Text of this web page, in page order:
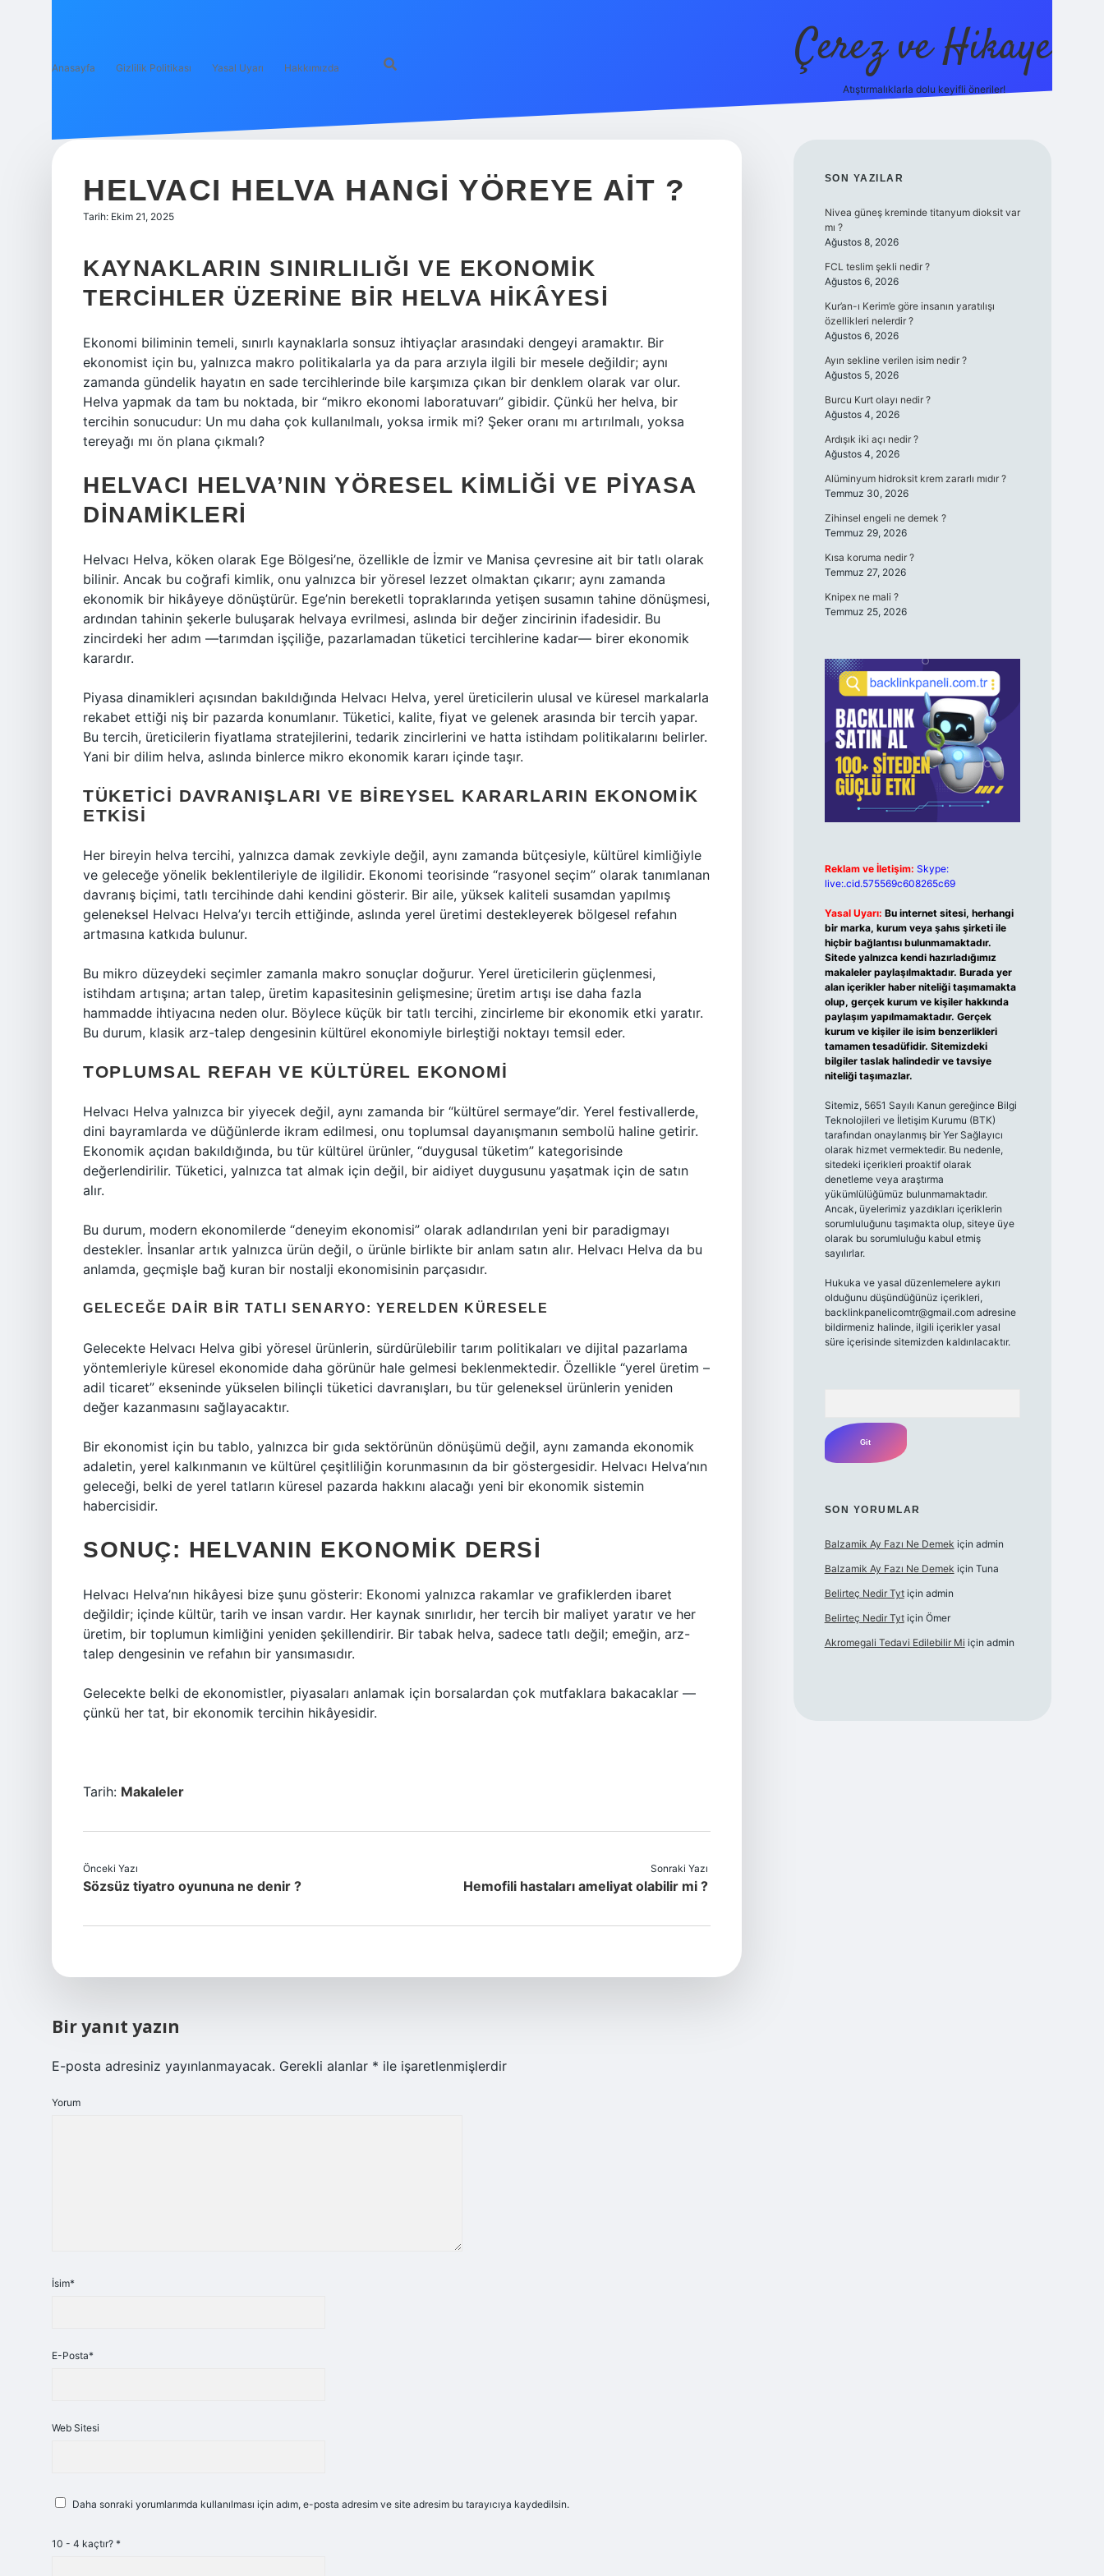
Anasayfa Gizlilik Politikası Yasal Uyarı Hakkımızda Çerez ve Hikaye
Atıştırmalıklarla dolu keyifli öneriler!
HELVACI HELVA HANGI YÖREYE AIT ?
Tarih: Ekim 21, 2025
KAYNAKLARIN SINIRLILIĞI VE EKONOMIK
TERCIHLER ÜZERINE BIR HELVA HIKÂYESI
Ekonomi biliminin temeli, sınırlı kaynaklarla sonsuz ihtiyaçlar arasındaki dengeyi aramaktır. Bir
ekonomist için bu, yalnızca makro politikalarla ya da para arzıyla ilgili bir mesele değildir; aynı
zamanda gündelik hayatın en sade tercihlerinde bile karşımıza çıkan bir denklem olarak var olur.
Helva yapmak da tam bu noktada, bir “mikro ekonomi laboratuvarı” gibidir. Çünkü her helva, bir
tercihin sonucudur: Un mu daha çok kullanılmalı, yoksa irmik mi? Şeker oranı mı artırılmalı, yoksa
tereyağı mı ön plana çıkmalı?
HELVACI HELVA’NIN YÖRESEL KIMLIĞI VE PIYASA
DINAMIKLERI
Helvacı Helva, köken olarak Ege Bölgesi’ne, özellikle de İzmir ve Manisa çevresine ait bir tatlı olarak
bilinir. Ancak bu coğrafi kimlik, onu yalnızca bir yöresel lezzet olmaktan çıkarır; aynı zamanda
ekonomik bir hikâyeye dönüştürür. Ege’nin bereketli topraklarında yetişen susamın tahine dönüşmesi,
ardından tahinin şekerle buluşarak helvaya evrilmesi, aslında bir değer zincirinin ifadesidir. Bu
zincirdeki her adım —tarımdan işçiliğe, pazarlamadan tüketici tercihlerine kadar— birer ekonomik
karardır.
Piyasa dinamikleri açısından bakıldığında Helvacı Helva, yerel üreticilerin ulusal ve küresel markalarla
rekabet ettiği niş bir pazarda konumlanır. Tüketici, kalite, fiyat ve gelenek arasında bir tercih yapar.
Bu tercih, üreticilerin fiyatlama stratejilerini, tedarik zincirlerini ve hatta istihdam politikalarını belirler.
Yani bir dilim helva, aslında binlerce mikro ekonomik kararı içinde taşır.
TÜKETICI DAVRANIŞLARI VE BIREYSEL KARARLARIN EKONOMIK
ETKISI
Her bireyin helva tercihi, yalnızca damak zevkiyle değil, aynı zamanda bütçesiyle, kültürel kimliğiyle
ve geleceğe yönelik beklentileriyle de ilgilidir. Ekonomi teorisinde “rasyonel seçim” olarak tanımlanan
davranış biçimi, tatlı tercihinde dahi kendini gösterir. Bir aile, yüksek kaliteli susamdan yapılmış
geleneksel Helvacı Helva’yı tercih ettiğinde, aslında yerel üretimi destekleyerek bölgesel refahın
artmasına katkıda bulunur.
Bu mikro düzeydeki seçimler zamanla makro sonuçlar doğurur. Yerel üreticilerin güçlenmesi,
istihdam artışına; artan talep, üretim kapasitesinin gelişmesine; üretim artışı ise daha fazla
hammadde ihtiyacına neden olur. Böylece küçük bir tatlı tercihi, zincirleme bir ekonomik etki yaratır.
Bu durum, klasik arz-talep dengesinin kültürel ekonomiyle birleştiği noktayı temsil eder.
TOPLUMSAL REFAH VE KÜLTÜREL EKONOMI
Helvacı Helva yalnızca bir yiyecek değil, aynı zamanda bir “kültürel sermaye”dir. Yerel festivallerde,
dini bayramlarda ve düğünlerde ikram edilmesi, onu toplumsal dayanışmanın sembolü haline getirir.
Ekonomik açıdan bakıldığında, bu tür kültürel ürünler, “duygusal tüketim” kategorisinde
değerlendirilir. Tüketici, yalnızca tat almak için değil, bir aidiyet duygusunu yaşatmak için de satın
alır.
Bu durum, modern ekonomilerde “deneyim ekonomisi” olarak adlandırılan yeni bir paradigmayı
destekler. İnsanlar artık yalnızca ürün değil, o ürünle birlikte bir anlam satın alır. Helvacı Helva da bu
anlamda, geçmişle bağ kuran bir nostalji ekonomisinin parçasıdır.
GELECEĞE DAIR BIR TATLI SENARYO: YERELDEN KÜRESELE
Gelecekte Helvacı Helva gibi yöresel ürünlerin, sürdürülebilir tarım politikaları ve dijital pazarlama
yöntemleriyle küresel ekonomide daha görünür hale gelmesi beklenmektedir. Özellikle “yerel üretim –
adil ticaret” ekseninde yükselen bilinçli tüketici davranışları, bu tür geleneksel ürünlerin yeniden
değer kazanmasını sağlayacaktır.
Bir ekonomist için bu tablo, yalnızca bir gıda sektörünün dönüşümü değil, aynı zamanda ekonomik
adaletin, yerel kalkınmanın ve kültürel çeşitliliğin korunmasının da bir göstergesidir. Helvacı Helva’nın
geleceği, belki de yerel tatların küresel pazarda hakkını alacağı yeni bir ekonomik sistemin
habercisidir.
SONUÇ: HELVANIN EKONOMIK DERSI
Helvacı Helva’nın hikâyesi bize şunu gösterir: Ekonomi yalnızca rakamlar ve grafiklerden ibaret
değildir; içinde kültür, tarih ve insan vardır. Her kaynak sınırlıdır, her tercih bir maliyet yaratır ve her
üretim, bir toplumun kimliğini yeniden şekillendirir. Bir tabak helva, sadece tatlı değil; emeğin, arz-
talep dengesinin ve refahın bir yansımasıdır.
Gelecekte belki de ekonomistler, piyasaları anlamak için borsalardan çok mutfaklara bakacaklar —
çünkü her tat, bir ekonomik tercihin hikâyesidir.
Tarih: Makaleler
Önceki Yazı
Sözsüz tiyatro oyununa ne denir ?
Sonraki Yazı
Hemofili hastaları ameliyat olabilir mi ?
Bir yanıt yazın
E-posta adresiniz yayınlanmayacak. Gerekli alanlar * ile işaretlenmişlerdir
Yorum
İsim*
E-Posta*
Web Sitesi
Daha sonraki yorumlarımda kullanılması için adım, e-posta adresim ve site adresim bu tarayıcıya kaydedilsin.
10 - 4 kaçtır? *
SIDEBAR
SON YAZILAR
Nivea güneş kreminde titanyum dioksit var
mı ?
Ağustos 8, 2026
FCL teslim şekli nedir ?
Ağustos 6, 2026
Kur’an-ı Kerim’e göre insanın yaratılışı
özellikleri nelerdir ?
Ağustos 6, 2026
Ayın sekline verilen isim nedir ?
Ağustos 5, 2026
Burcu Kurt olayı nedir ?
Ağustos 4, 2026
Ardışık iki açı nedir ?
Ağustos 4, 2026
Alüminyum hidroksit krem zararlı mıdır ?
Temmuz 30, 2026
Zihinsel engeli ne demek ?
Temmuz 29, 2026
Kısa koruma nedir ?
Temmuz 27, 2026
Knipex ne mali ?
Temmuz 25, 2026
Reklam ve İletişim: Skype:
live:.cid.575569c608265c69
Yasal Uyarı: Bu internet sitesi, herhangi
bir marka, kurum veya şahıs şirketi ile
hiçbir bağlantısı bulunmamaktadır.
Sitede yalnızca kendi hazırladığımız
makaleler paylaşılmaktadır. Burada yer
alan içerikler haber niteliği taşımamakta
olup, gerçek kurum ve kişiler hakkında
paylaşım yapılmamaktadır. Gerçek
kurum ve kişiler ile isim benzerlikleri
tamamen tesadüfidir. Sitemizdeki
bilgiler taslak halindedir ve tavsiye
niteliği taşımazlar.
Sitemiz, 5651 Sayılı Kanun gereğince Bilgi
Teknolojileri ve İletişim Kurumu (BTK)
tarafından onaylanmış bir Yer Sağlayıcı
olarak hizmet vermektedir. Bu nedenle,
sitedeki içerikleri proaktif olarak
denetleme veya araştırma
yükümlülüğümüz bulunmamaktadır.
Ancak, üyelerimiz yazdıkları içeriklerin
sorumluluğunu taşımakta olup, siteye üye
olarak bu sorumluluğu kabul etmiş
sayılırlar.
Hukuka ve yasal düzenlemelere aykırı
olduğunu düşündüğünüz içerikleri,
backlinkpanelicomtr@gmail.comadresine
bildirmeniz halinde, ilgili içerikler yasal
süre içerisinde sitemizden kaldırılacaktır.
SON YORUMLAR
Balzamik Ay Fazı Ne Demek için admin
Balzamik Ay Fazı Ne Demek için Tuna
Belirteç Nedir Tytiçin admin
Belirteç Nedir Tytiçin Ömer
Akromegali Tedavi Edilebilir Mi için admin